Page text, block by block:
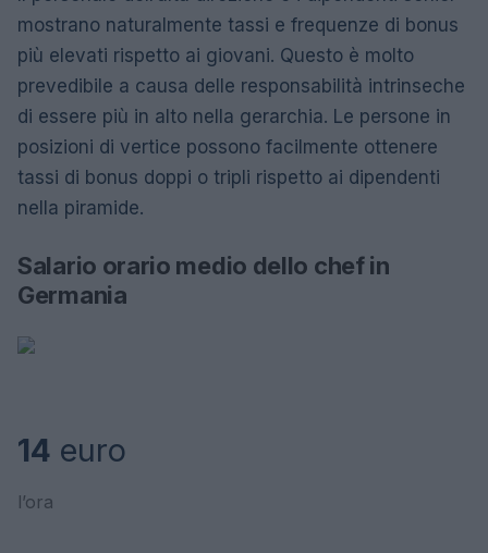
mostrano naturalmente tassi e frequenze di bonus
più elevati rispetto ai giovani. Questo è molto
prevedibile a causa delle responsabilità intrinseche
di essere più in alto nella gerarchia. Le persone in
posizioni di vertice possono facilmente ottenere
tassi di bonus doppi o tripli rispetto ai dipendenti
nella piramide.
Salario orario medio dello chef in
Germania
14 euro
l’ora